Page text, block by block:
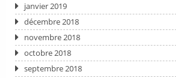
janvier 2019
décembre 2018
novembre 2018
octobre 2018
septembre 2018